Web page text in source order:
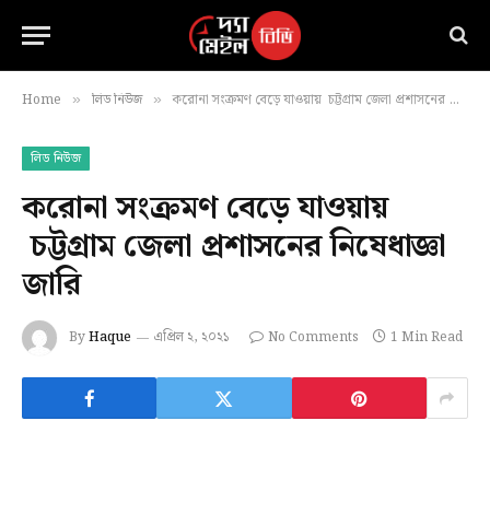
Home » লিড নিউজ » করোনা সংক্রমণ বেড়ে যাওয়ায় চট্টগ্রাম জেলা প্রশাসনের নিষেধাজ্ঞা জারি
লিড নিউজ
করোনা সংক্রমণ বেড়ে যাওয়ায়
চট্টগ্রাম জেলা প্রশাসনের নিষেধাজ্ঞা
জারি
ByHaque এপ্রিল ২, ২০২১ No Comments 1 Min Read